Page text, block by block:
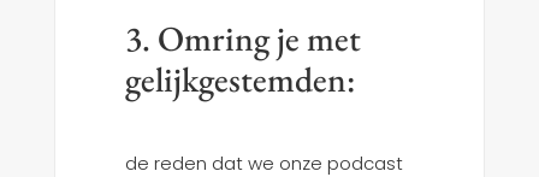
3. Omring je met
gelijkgestemden:
de reden dat we onze podcast